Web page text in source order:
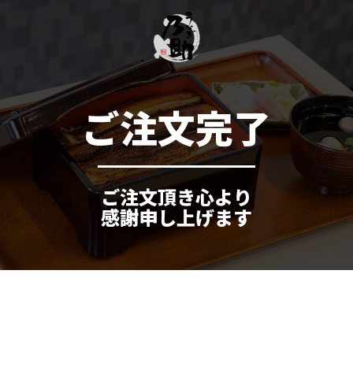
ご注文完了
ご注文頂き心より
感謝申し上げます